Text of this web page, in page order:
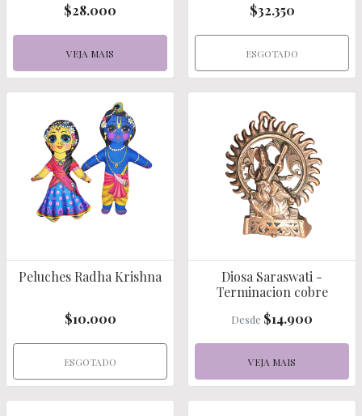
$28.000
VEJA MAIS
$32.350
ESGOTADO
Peluches Radha Krishna
$10.000
ESGOTADO
Diosa Saraswati -
Terminacion cobre
Desde $14.900
VEJA MAIS